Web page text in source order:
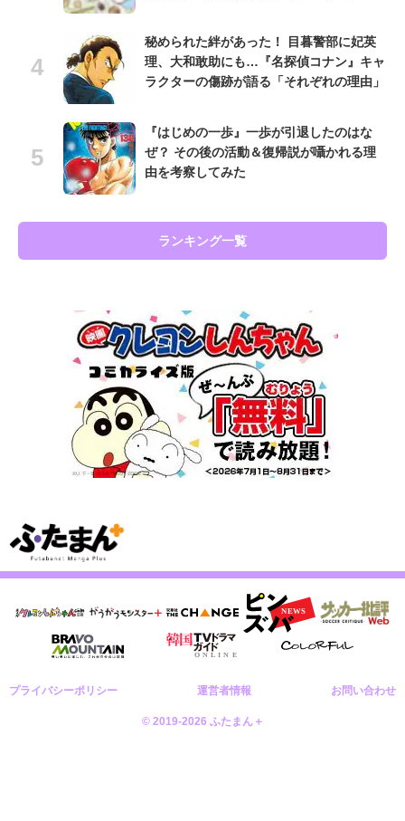
秘められた絆があった！ 目暮警部に妃英
理、大和敢助にも…『名探偵コナン』キャ
ラクターの傷跡が語る「それぞれの理由」
『はじめの一歩』一歩が引退したのはな
ぜ？ その後の活動＆復帰説が囁かれる理
由を考察してみた
ランキング一覧
プライバシーポリシー 運営者情報 お問い合わせ
© 2019-2026 ふたまん＋